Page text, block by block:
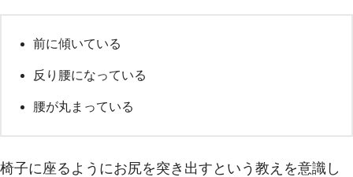
前に傾いている
反り腰になっている
腰が丸まっている
椅子に座るようにお尻を突き出すという教えを意識し